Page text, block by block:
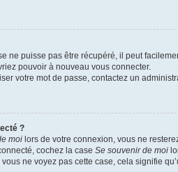
ne puisse pas être récupéré, il peut
pouvoir à nouveau vous connecter.
votre mot de passe, contactez un
?
moi lors de votre connexion, vous ne
cochez la case Se souvenir de moi
ne voyez pas cette case, cela signifie